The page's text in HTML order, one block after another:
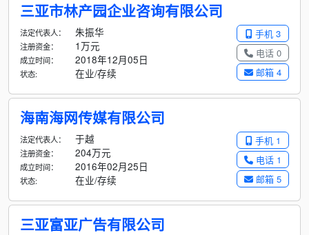
三亚市林产园企业咨询有限公司
手机 3
电话 0
邮箱 4
法定代表人： 朱振华
注册资金： 1万元
成立时间： 2018年12月05日
状态: 在业/存续
海南海网传媒有限公司
手机 1
电话 1
邮箱 5
法定代表人： 于越
注册资金： 204万元
成立时间： 2016年02月25日
状态: 在业/存续
三亚富亚广告有限公司